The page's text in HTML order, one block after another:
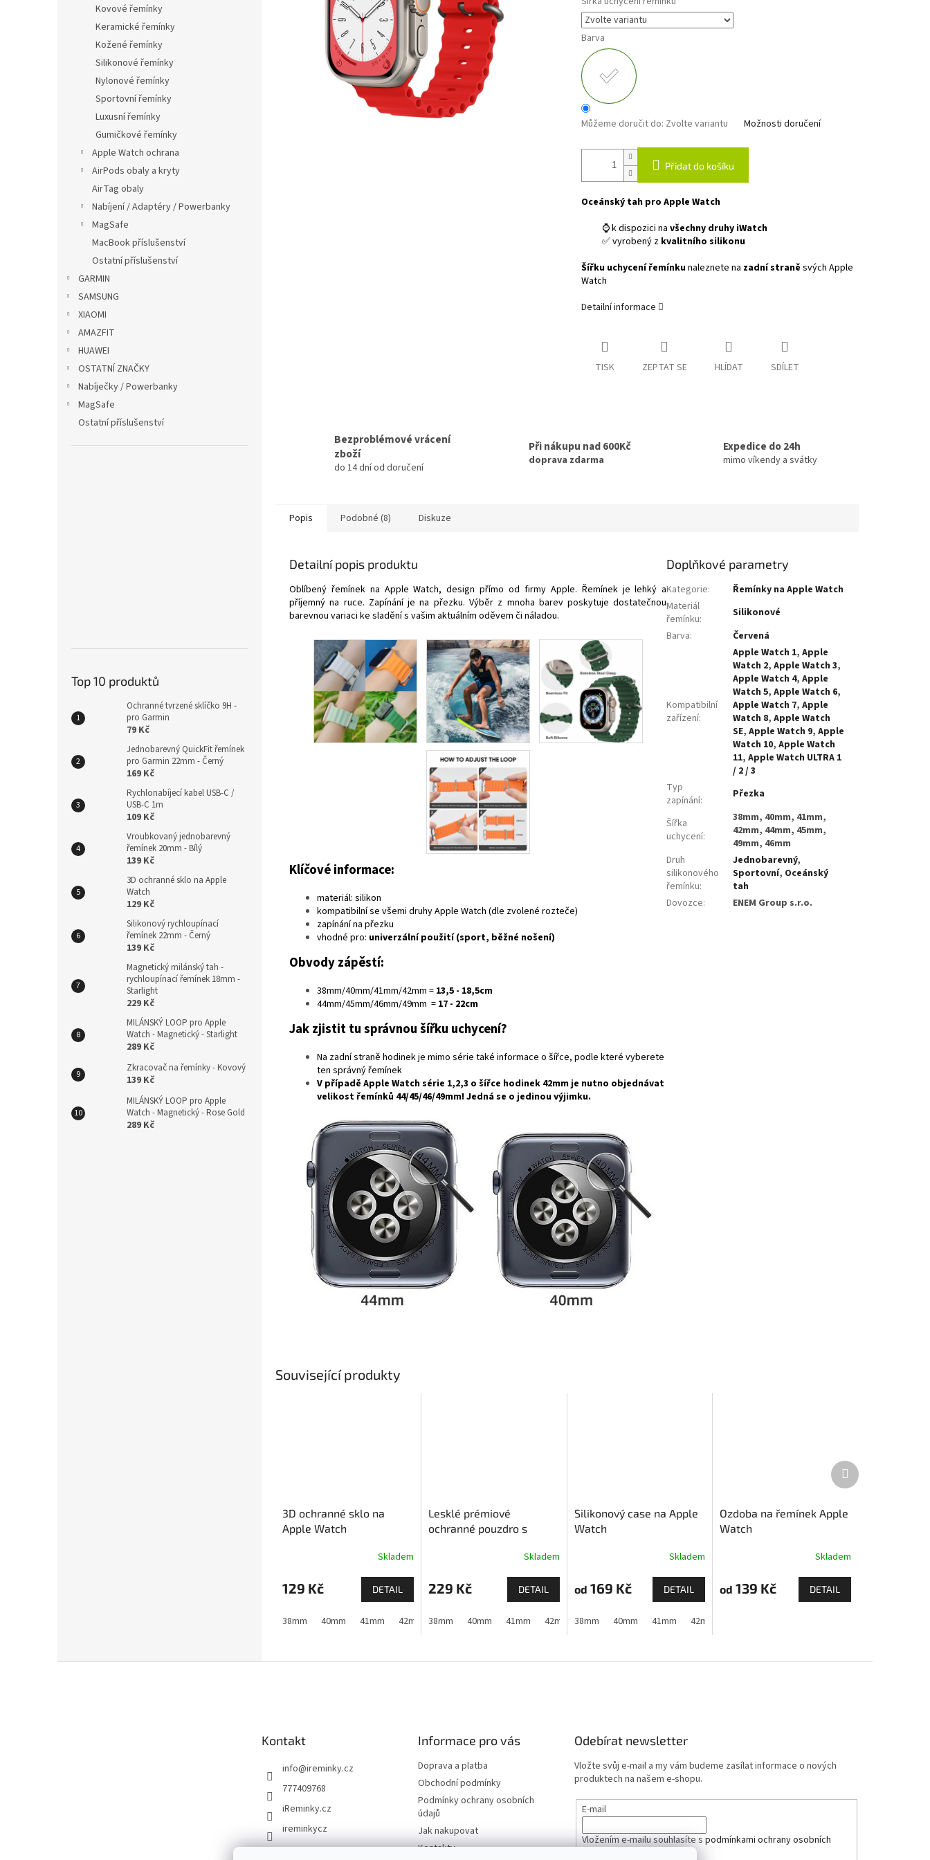
Kovové řemínky
Keramické řemínky
Kožené řemínky
Silikonové řemínky
Nylonové řemínky
Sportovní řemínky
Luxusní řemínky
Gumičkové řemínky
Apple Watch ochrana
AirPods obaly a kryty
AirTag obaly
Nabíjení / Adaptéry / Powerbanky
MagSafe
MacBook příslušenství
Ostatní příslušenství
GARMIN
SAMSUNG
XIAOMI
AMAZFIT
HUAWEI
OSTATNÍ ZNAČKY
Nabíječky / Powerbanky
MagSafe
Ostatní příslušenství
Top 10 produktů
Ochranné tvrzené sklíčko 9H -
pro Garmin
79 Kč
Jednobarevný QuickFit řemínek
pro Garmin 22mm - Černý
169 Kč
Rychlonabíjecí kabel USB-C /
USB-C 1m
109 Kč
Vroubkovaný jednobarevný
řemínek 20mm - Bílý
139 Kč
3D ochranné sklo na Apple
Watch
129 Kč
Silikonový rychloupínací
řemínek 22mm - Černý
139 Kč
Magnetický milánský tah -
rychloupínací řemínek 18mm -
Starlight
229 Kč
MILÁNSKÝ LOOP pro Apple
Watch - Magnetický - Starlight
289 Kč
Zkracovač na řemínky - Kovový
139 Kč
MILÁNSKÝ LOOP pro Apple
Watch - Magnetický - Rose Gold
289 Kč
Barva
Můžeme doručit do: Zvolte variantu Možnosti doručení
Přidat do košíku
Oceánský tah pro Apple Watch
⌚ k dispozici na všechny druhy iWatch
✅ vyrobený z kvalitního silikonu
Šířku uchycení řemínkunaleznete na zadní straně svých Apple
Watch
Detailní informace
TISK ZEPTAT SE HLÍDAT SDÍLET
Bezproblémové vrácení
zboží
do 14 dní od doručení
Při nákupu nad 600Kč
doprava zdarma
Expedice do 24h
mimo víkendy a svátky
Související produkty
3D ochranné sklo na
Apple Watch
Skladem
129 Kč DETAIL
38mm 40mm 41mm 42mm (Apple Watch 1,2,3) 42mm (Apple Watch 10 a 11) 44mm 45mm
Lesklé prémiové
ochranné pouzdro s
Skladem
229 Kč DETAIL
38mm 40mm 41mm 42mm (Apple Watch 1,2,3) 44mm 45mm
Silikonový case na Apple
Watch
Skladem
od 169 Kč DETAIL
38mm 40mm 41mm 42mm (Apple Watch 1,2,3)
Ozdoba na řemínek Apple
Watch
Skladem
od 139 Kč DETAIL
Další
produkt
Popis Podobné (8) Diskuze
Detailní popis produktu
Oblíbený řemínek na Apple Watch, design přímo od firmy Apple. Řemínek je lehký a
příjemný na ruce. Zapínání je na přezku. Výběr z mnoha barev poskytuje dostatečnou
barevnou variaci ke sladění s vašim aktuálním oděvem či náladou.
Klíčové informace:
materiál: silikon
kompatibilní se všemi druhy Apple Watch (dle zvolené rozteče)
zapínání na přezku
vhodné pro: univerzální použití (sport, běžné nošení)
Obvody zápěstí:
38mm/40mm/41mm/42mm = 13,5 - 18,5cm
44mm/45mm/46mm/49mm = 17 - 22cm
Jak zjistit tu správnou šířku uchycení?
Na zadní straně hodinek je mimo série také informace o šířce, podle které vyberete
ten správný řemínek
V případě Apple Watch série 1,2,3 o šířce hodinek 42mm je nutno objednávat
velikost řemínků 44/45/46/49mm! Jedná se o jedinou výjimku.
Doplňkové parametry
Kategorie:
Řemínky na Apple Watch
Materiál
řemínku:
Silikonové
Barva: Červená
Kompatibilní
zařízení:
Apple Watch 1,Apple
Watch 2,Apple Watch 3,
Apple Watch 4,Apple
Watch 5,Apple Watch 6,
Apple Watch 7,Apple
Watch 8,Apple Watch
SE,Apple Watch 9,Apple
Watch 10,Apple Watch
11,Apple Watch ULTRA 1
/ 2 / 3
Typ
zapínání: Přezka
Šířka
uchycení:
38mm, 40mm, 41mm,
42mm, 44mm, 45mm,
49mm, 46mm
Druh
silikonového
řemínku:
Jednobarevný,
Sportovní, Oceánský
tah
Dovozce: ENEM Group s.r.o.
Kontakt
info@ireminky.cz
777409768
iReminky.cz
ireminkycz
Informace pro vás
Doprava a platba
Obchodní podmínky
Podmínky ochrany osobních
údajů
Jak nakupovat
Kontakty
Odebírat newsletter
Vložte svůj e-mail a my vám budeme zasílat informace o nových
produktech na našem e-shopu.
E-mail
Vložením e-mailu souhlasíte spodmínkami ochrany osobních